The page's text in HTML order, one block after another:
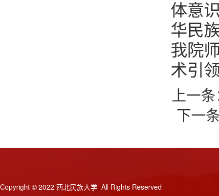
体意
华民
我院
术引
上一
下一
Copyright © 2022 西北民族大学 All Rights Reserved